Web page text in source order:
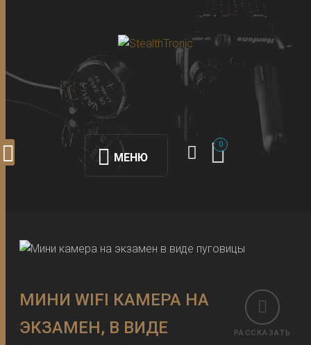
МЕНЮ
0
РАССКАЗАТЬ
МИНИ WIFI КАМЕРА НА
ЭКЗАМЕН, В ВИДЕ